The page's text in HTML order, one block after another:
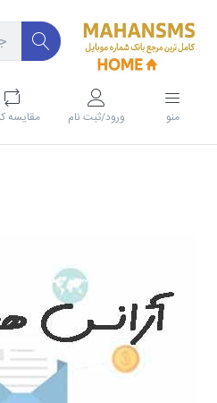
منو ورود/ثبت نام مقايسه